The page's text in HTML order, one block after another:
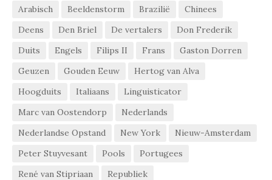
Arabisch
Beeldenstorm Brazilië
Chinees
Deens
Den Briel De vertalers
Don Frederik
Duits
Engels Filips II Frans
Gaston Dorren
Geuzen
Gouden Eeuw
Hertog van Alva
Hoogduits
Italiaans
Linguisticator
Marc van Oostendorp
Nederlands
Nederlandse Opstand
New York
Nieuw-Amsterdam
Peter Stuyvesant
Pools
Portugees
René van Stipriaan
Republiek